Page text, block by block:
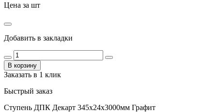
Цена за шт
Добавить в закладки
В корзину
Заказать в 1 клик
Быстрый заказ
Ступень ДПК Декарт 345х24х3000мм Графит